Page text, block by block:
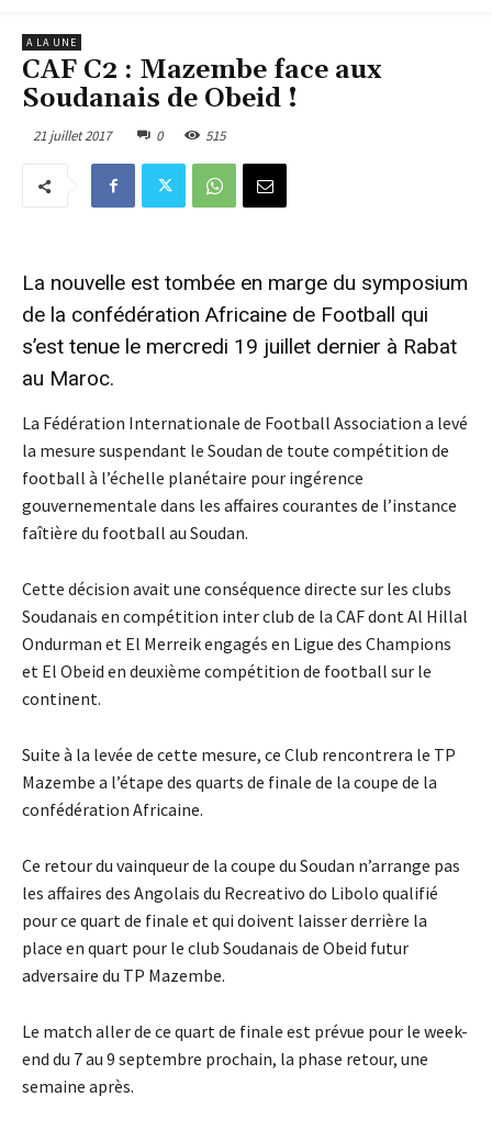
A LA UNE
CAF C2 : Mazembe face aux
Soudanais de Obeid !
21 juillet 2017 0 515
La nouvelle est tombée en marge du symposium
de la confédération Africaine de Football qui
s’est tenue le mercredi 19 juillet dernier à Rabat
au Maroc.
La Fédération Internationale de Football Association a levé
la mesure suspendant le Soudan de toute compétition de
football à l’échelle planétaire pour ingérence
gouvernementale dans les affaires courantes de l’instance
faîtière du football au Soudan.
Cette décision avait une conséquence directe sur les clubs
Soudanais en compétition inter club de la CAF dont Al Hillal
Ondurman et El Merreik engagés en Ligue des Champions
et El Obeid en deuxième compétition de football sur le
continent.
Suite à la levée de cette mesure, ce Club rencontrera le TP
Mazembe a l’étape des quarts de finale de la coupe de la
confédération Africaine.
Ce retour du vainqueur de la coupe du Soudan n’arrange pas
les affaires des Angolais du Recreativo do Libolo qualifié
pour ce quart de finale et qui doivent laisser derrière la
place en quart pour le club Soudanais de Obeid futur
adversaire du TP Mazembe.
Le match aller de ce quart de finale est prévue pour le week-
end du 7 au 9 septembre prochain, la phase retour, une
semaine après.